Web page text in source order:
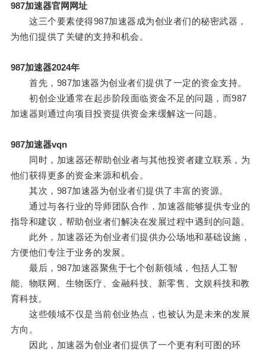
987加速器官网网址
这三个要素使得987加速器成为创业者们的秘密武器，
为他们提供了关键的支持和机会。
987加速器2024年
首先，987加速器为创业者们提供了一定的资金支持。
初创企业通常在起步阶段面临资金不足的问题，而987
加速器则通过向项目投资提供资金来缓解这一问题。
987加速器vqn
同时，加速器还帮助创业者与其他投资者建立联系，为
他们获得更多的资金来源和机会。
其次，987加速器为创业者们提供了丰富的资源。
通过与各行业的导师团队合作，加速器能够提供专业的
指导和建议，帮助创业者们解决在发展过程中遇到的问题。
此外，加速器还为创业者们提供办公场地和基础设施，
方便他们专注于业务的发展。
最后，987加速器聚焦于七个创新领域，包括人工智
能、物联网、生物医疗、金融科技、新零售、文娱科技和教
育科技。
这些领域不仅是当前创业热点，也被认为是未来的发展
方向。
因此，加速器为创业者们提供了一个更有利可图的环